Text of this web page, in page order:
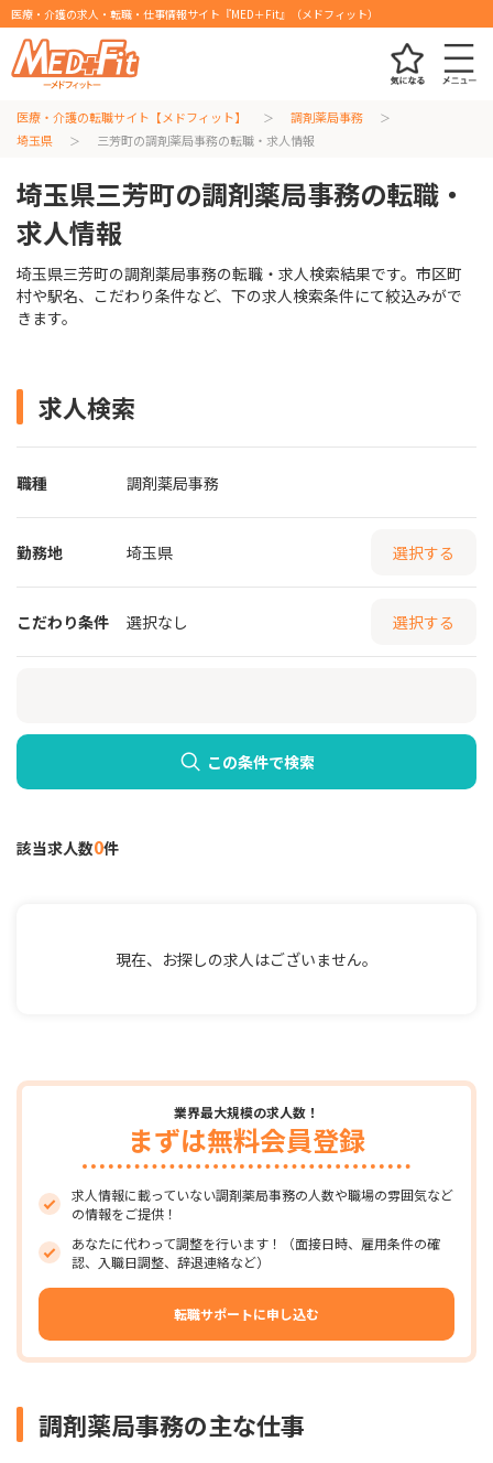
医療・介護の求人・転職・仕事情報サイト『MED＋Fit』（メドフィット）
医療・介護の転職サイト【メドフィット】
調剤薬局事務
埼玉県
三芳町の調剤薬局事務の転職・求人情報
埼玉県三芳町の調剤薬局事務の転職・
求人情報
埼玉県三芳町の調剤薬局事務の転職・求人検索結果です。市区町
村や駅名、こだわり条件など、下の求人検索条件にて絞込みがで
きます。
求人検索
職種 調剤薬局事務
勤務地 埼玉県 選択する
こだわり条件 選択なし 選択する
この条件で検索
該当求人数0件
現在、お探しの求人はございません。
業界最大規模の求人数！
まずは無料会員登録
求人情報に載っていない調剤薬局事務の人数や職場の雰囲気など
の情報をご提供！
あなたに代わって調整を行います！（面接日時、雇用条件の確
認、入職日調整、辞退連絡など）
転職サポートに申し込む
調剤薬局事務の主な仕事